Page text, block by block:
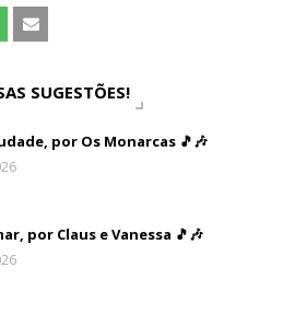
SUGESTÕES!
por Os Monarcas 🎵🎶
por Claus e Vanessa 🎵🎶